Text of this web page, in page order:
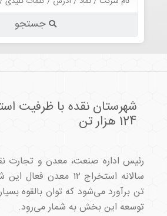
جستجو
شهرستان نقده با ظرفیت
124 هزار تن
رئیس اداره صنعت، معدن و تجارت
تن برآورد می‌شود که توان بالقوه
توسعه این بخش به شمار می‌رود.